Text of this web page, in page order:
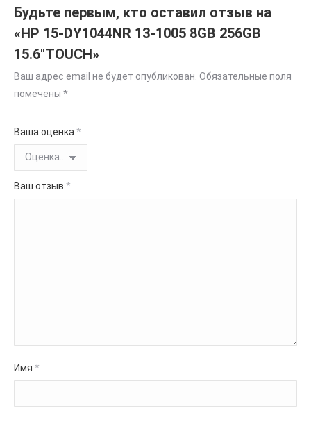
Будьте первым, кто оставил отзыв на
«HP 15-DY1044NR 13-1005 8GB 256GB
15.6″TOUCH»
Ваш адрес email не будет опубликован. Обязательные поля
помечены *
Ваша оценка *
Ваш отзыв *
Имя *